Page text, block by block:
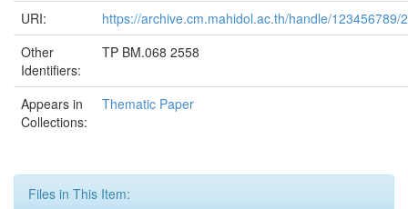
URI:
https://archive.cm.mahidol.ac.th/handle/123456789/
Other
Identifiers:
TP BM.068 2558
Appears in
Collections:
Thematic Paper
Files in This Item: